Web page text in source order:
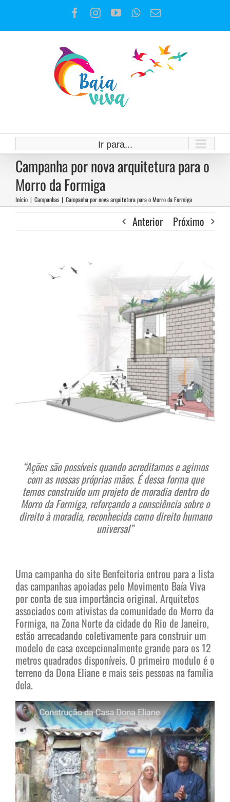
o
Facebook
Instagram
YouTubeWhatsApp
E-
Ir para...
Campanha por nova arquitetura para o
Morro da Formiga
Início | Campanhas | Campanha por nova arquitetura para o Morro da Formiga
Anterior Próximo
“Ações são possíveis quando acreditamos e agimos
com as nossas próprias mãos. É dessa forma que
temos construído um projeto de moradia dentro do
Morro da Formiga, reforçando a consciência sobre o
direito à moradia, reconhecida como direito humano
universal”
Uma campanha do site Benfeitoria entrou para a lista
das campanhas apoiadas pelo Movimento Baía Viva
por conta de sua importância original. Arquitetos
associados com ativistas da comunidade do Morro da
Formiga, na Zona Norte da cidade do Rio de Janeiro,
estão arrecadando coletivamente para construir um
modelo de casa excepcionalmente grande para os 12
metros quadrados disponíveis. O primeiro modulo é o
terreno da Dona Eliane e mais seis pessoas na família
dela.